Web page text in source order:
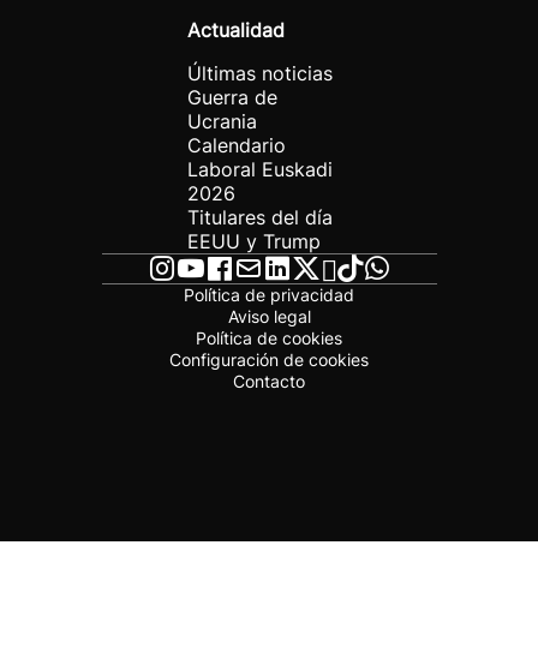
Actualidad
Últimas noticias
Guerra de
Ucrania
Calendario
Laboral Euskadi
2026
Titulares del día
EEUU y Trump
Política de privacidad
Aviso legal
Política de cookies
Configuración de cookies
Contacto